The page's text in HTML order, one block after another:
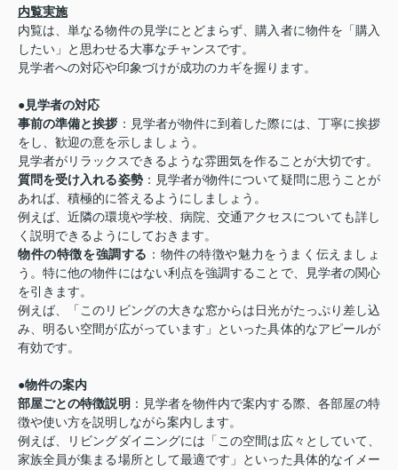
内覧実施
内覧は、単なる物件の見学にとどまらず、購入者に物件を「購入
したい」と思わせる大事なチャンスです。
見学者への対応や印象づけが成功のカギを握ります。
●見学者の対応
事前の準備と挨拶 ：見学者が物件に到着した際には、丁寧に挨拶
をし、歓迎の意を示しましょう。
見学者がリラックスできるような雰囲気を作ることが大切です。
質問を受け入れる姿勢：見学者が物件について疑問に思うことが
あれば、積極的に答えるようにしましょう。
例えば、近隣の環境や学校、病院、交通アクセスについても詳し
く説明できるようにしておきます。
物件の特徴を強調する ：物件の特徴や魅力をうまく伝えましょ
う。特に他の物件にはない利点を強調することで、見学者の関心
を引きます。
例えば、「このリビングの大きな窓からは日光がたっぷり差し込
み、明るい空間が広がっています」といった具体的なアピールが
有効です。
●物件の案内
部屋ごとの特徴説明 ：見学者を物件内で案内する際、各部屋の特
徴や使い方を説明しながら案内します。
例えば、リビングダイニングには「この空間は広々としていて、
家族全員が集まる場所として最適です」といった具体的なイメー